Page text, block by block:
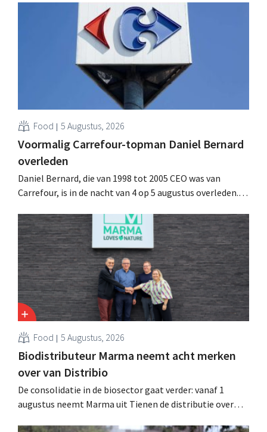
Food 5 Augustus, 2026
Voormalig Carrefour-topman Daniel Bernard
overleden
Daniel Bernard, die van 1998 tot 2005 CEO was van
Carrefour, is in de nacht van 4 op 5 augustus overleden.
retailer, realiseerde de fusie met Promodès en nam
toenmalig Belgisch marktleider GB over.
Food 5 Augustus, 2026
Biodistributeur Marma neemt acht merken
over van Distribio
De consolidatie in de biosector gaat verder: vanaf 1
augustus neemt Marma uit Tienen de distributie over